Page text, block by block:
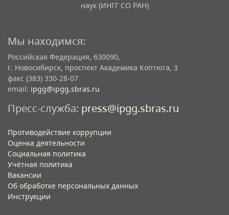
наук (ИНГГ СО РАН)
Мы находимся:
Российская Федерация, 630090,
г. Новосибирск, проспект Академика Коптюга, 3
факс (383) 330-28-07
email: ipgg@ipgg.sbras.ru
Пресс-служба: press@ipgg.sbras.ru
Противодействие коррупции
Оценка деятельности
Социальная политика
Учётная политика​
Вакансии​
Об обработке персональных данных​
Инструкции​